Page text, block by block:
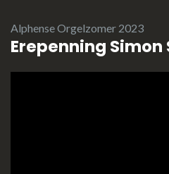
Alphense Orgelzomer 2023
Erepenning Simon